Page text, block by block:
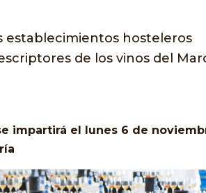
establecimientos hosteleros
de los vinos del
impartirá el lunes 6 de